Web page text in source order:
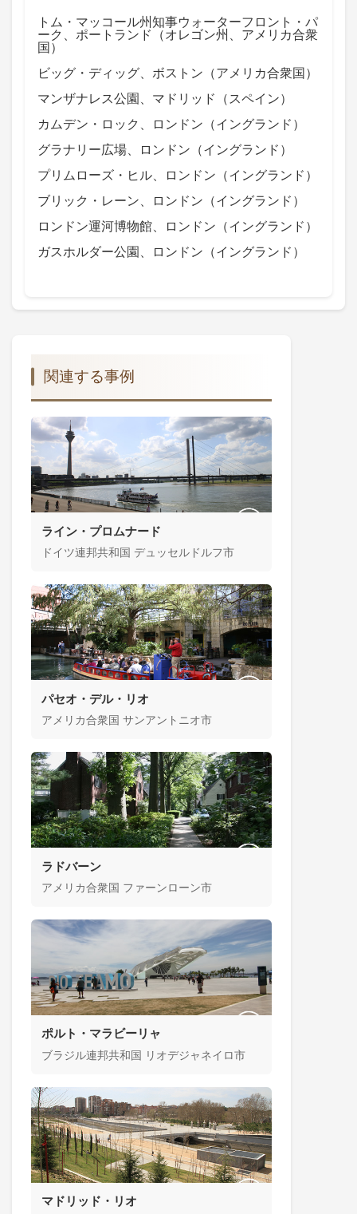
トム・マッコール州知事ウォーターフロント・パ
ーク、ポートランド（オレゴン州、アメリカ合衆
国）
ビッグ・ディッグ、ボストン（アメリカ合衆国）
マンザナレス公園、マドリッド（スペイン）
カムデン・ロック、ロンドン（イングランド）
グラナリー広場、ロンドン（イングランド）
プリムローズ・ヒル、ロンドン（イングランド）
ブリック・レーン、ロンドン（イングランド）
ロンドン運河博物館、ロンドン（イングランド）
ガスホルダー公園、ロンドン（イングランド）
関連する事例
ライン・プロムナード
ドイツ連邦共和国 デュッセルドルフ市
パセオ・デル・リオ
アメリカ合衆国 サンアントニオ市
ラドバーン
アメリカ合衆国 ファーンローン市
ポルト・マラビーリャ
ブラジル連邦共和国 リオデジャネイロ市
マドリッド・リオ